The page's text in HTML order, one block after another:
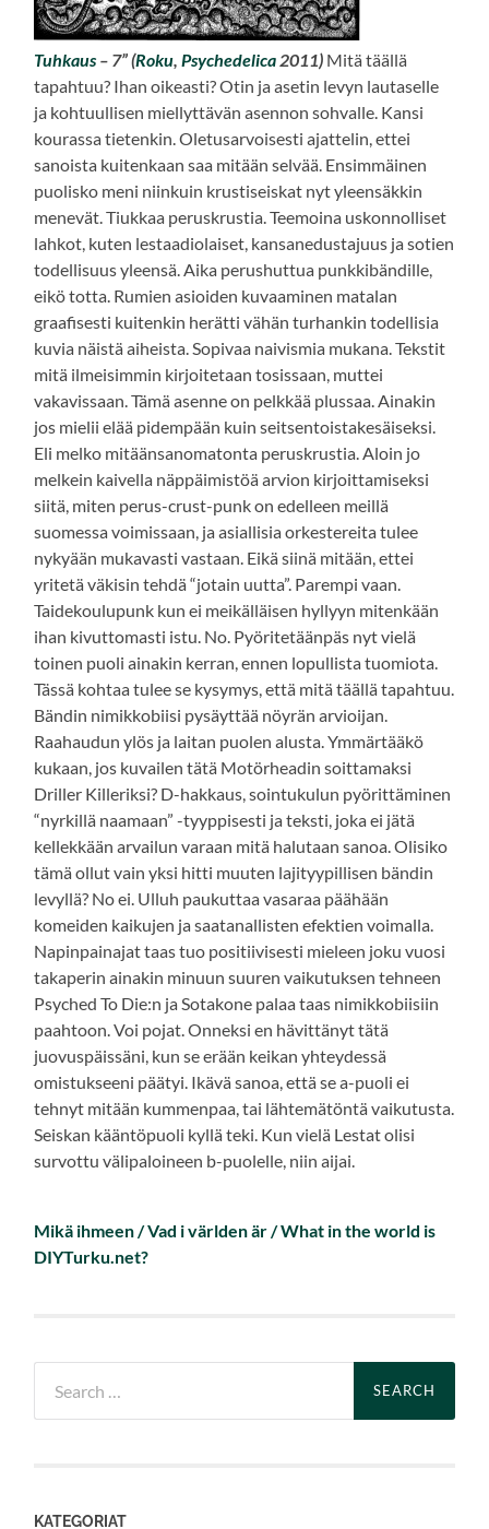
Tuhkaus– 7” (Roku,Psychedelica2011) Mitä täällä
tapahtuu? Ihan oikeasti? Otin ja asetin levyn lautaselle
ja kohtuullisen miellyttävän asennon sohvalle. Kansi
kourassa tietenkin. Oletusarvoisesti ajattelin, ettei
sanoista kuitenkaan saa mitään selvää. Ensimmäinen
puolisko meni niinkuin krustiseiskat nyt yleensäkkin
menevät. Tiukkaa peruskrustia. Teemoina uskonnolliset
lahkot, kuten lestaadiolaiset, kansanedustajuus ja sotien
todellisuus yleensä. Aika perushuttua punkkibändille,
eikö totta. Rumien asioiden kuvaaminen matalan
graafisesti kuitenkin herätti vähän turhankin todellisia
kuvia näistä aiheista. Sopivaa naivismia mukana. Tekstit
mitä ilmeisimmin kirjoitetaan tosissaan, muttei
vakavissaan. Tämä asenne on pelkkää plussaa. Ainakin
jos mielii elää pidempään kuin seitsentoistakesäiseksi.
Eli melko mitäänsanomatonta peruskrustia. Aloin jo
melkein kaivella näppäimistöä arvion kirjoittamiseksi
siitä, miten perus-crust-punk on edelleen meillä
suomessa voimissaan, ja asiallisia orkestereita tulee
nykyään mukavasti vastaan. Eikä siinä mitään, ettei
yritetä väkisin tehdä “jotain uutta”. Parempi vaan.
Taidekoulupunk kun ei meikälläisen hyllyyn mitenkään
ihan kivuttomasti istu. No. Pyöritetäänpäs nyt vielä
toinen puoli ainakin kerran, ennen lopullista tuomiota.
Tässä kohtaa tulee se kysymys, että mitä täällä tapahtuu.
Bändin nimikkobiisi pysäyttää nöyrän arvioijan.
Raahaudun ylös ja laitan puolen alusta. Ymmärtääkö
kukaan, jos kuvailen tätä Motörheadin soittamaksi
Driller Killeriksi? D-hakkaus, sointukulun pyörittäminen
“nyrkillä naamaan” -tyyppisesti ja teksti, joka ei jätä
kellekkään arvailun varaan mitä halutaan sanoa. Olisiko
tämä ollut vain yksi hitti muuten lajityypillisen bändin
levyllä? No ei. Ulluh paukuttaa vasaraa päähään
komeiden kaikujen ja saatanallisten efektien voimalla.
Napinpainajat taas tuo positiivisesti mieleen joku vuosi
takaperin ainakin minuun suuren vaikutuksen tehneen
Psyched To Die:n ja Sotakone palaa taas nimikkobiisiin
paahtoon. Voi pojat. Onneksi en hävittänyt tätä
juovuspäissäni, kun se erään keikan yhteydessä
omistukseeni päätyi. Ikävä sanoa, että se a-puoli ei
tehnyt mitään kummenpaa, tai lähtemätöntä vaikutusta.
Seiskan kääntöpuoli kyllä teki. Kun vielä Lestat olisi
survottu välipaloineen b-puolelle, niin aijai.
Mikä ihmeen / Vad i världen är / What in the world is
DIYTurku.net?
for:
KATEGORIAT